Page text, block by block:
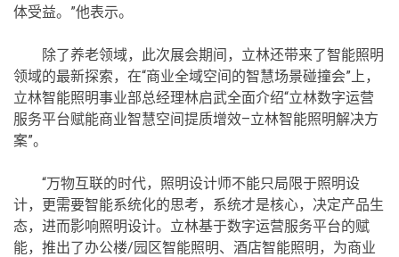
体受益。”他表示。
除了养老领域，此次展会期间，立林还带来了智能照明
领域的最新探索，在“商业全域空间的智慧场景碰撞会”上，
立林智能照明事业部总经理林启武全面介绍“立林数字运营
服务平台赋能商业智慧空间提质增效–立林智能照明解决方
案”。
“万物互联的时代，照明设计师不能只局限于照明设
计，更需要智能系统化的思考，系统才是核心，决定产品生
态，进而影响照明设计。立林基于数字运营服务平台的赋
能，推出了办公楼/园区智能照明、酒店智能照明，为商业